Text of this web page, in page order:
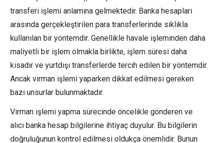
transferi işlemi anlamına gelmektedir. Banka hesapları
arasında gerçekleştirilen para transferlerinde sıklıkla
kullanılan bir yöntemdir. Genellikle havale işleminden daha
maliyetli bir işlem olmakla birlikte, işlem süresi daha
kısadır ve yurtdışı transferlerde tercih edilen bir yöntemdir.
Ancak virman işlemi yaparken dikkat edilmesi gereken
bazı unsurlar bulunmaktadır.
Virman işlemi yapma sürecinde öncelikle gönderen ve
alıcı banka hesap bilgilerine ihtiyaç duyulur. Bu bilgilerin
doğruluğunun kontrol edilmesi oldukça önemlidir. Bunun